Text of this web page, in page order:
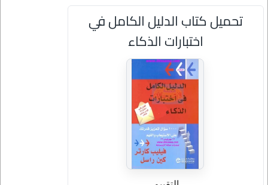
تحميل كتاب الدليل الكامل في
اختبارات الذكاء